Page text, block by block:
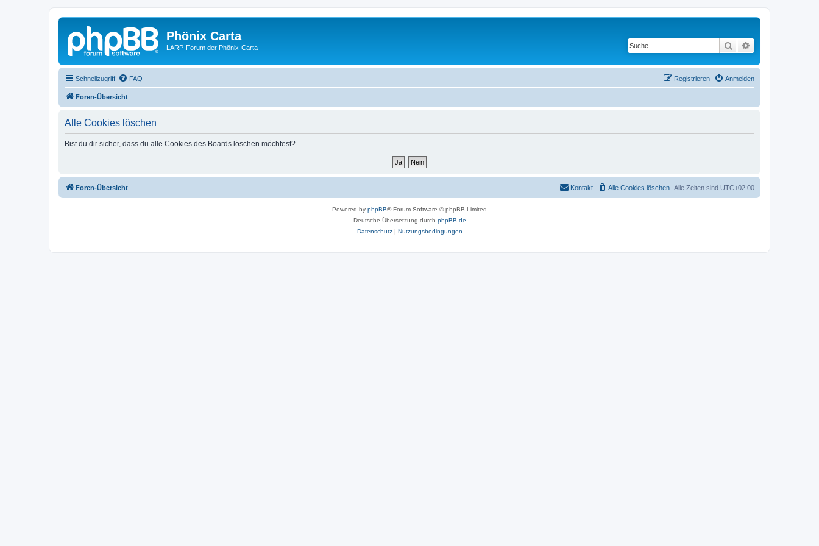
Phönix Carta
LARP-Forum der Phönix-Carta Suche
Schnellzugriff FAQ Anmelden
Registrieren
Foren-Übersicht
Alle Cookies löschen
Bist du dir sicher, dass du alle Cookies des Boards löschen möchtest?
Foren-Übersicht Alle Zeiten sind UTC+02:00
Alle Cookies löschen
Kontakt
Powered by phpBB® Forum Software © phpBB Limited
Deutsche Übersetzung durch phpBB.de
Datenschutz| Nutzungsbedingungen